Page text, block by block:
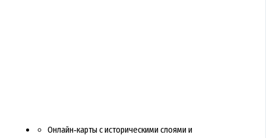
Онлайн‑карты с историческими слоями и